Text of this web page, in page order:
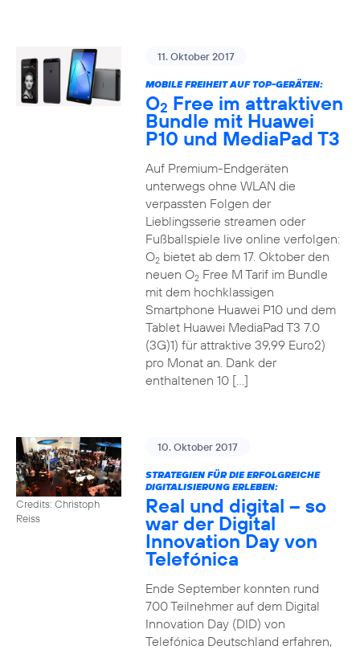
11. Oktober 2017
MOBILE FREIHEIT AUF TOP-GERÄTEN:
O2 Free im attraktiven
Bundle mit Huawei
P10 und MediaPad T3
Auf Premium-Endgeräten
unterwegs ohne WLAN die
verpassten Folgen der
Lieblingsserie streamen oder
Fußballspiele live online verfolgen:
O2bietet ab dem 17. Oktober den
neuen O2Free M Tarif im Bundle
mit dem hochklassigen
Smartphone Huawei P10 und dem
Tablet Huawei MediaPad T3 7.0
(3G)1) für attraktive 39,99 Euro2)
pro Monat an. Dank der
enthaltenen 10 […]
Credits: Christoph
Reiss
10. Oktober 2017
STRATEGIEN FÜR DIE ERFOLGREICHE
DIGITALISIERUNG ERLEBEN:
Real und digital – so
war der Digital
Innovation Day von
Telefónica
Ende September konnten rund
700 Teilnehmer auf dem Digital
Innovation Day (DID) von
Telefónica Deutschland erfahren,